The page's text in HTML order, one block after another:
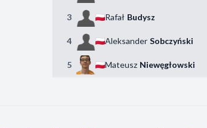
3 Rafał Budysz
4 Aleksander Sobczyński
5 Mateusz Niewęgłowski